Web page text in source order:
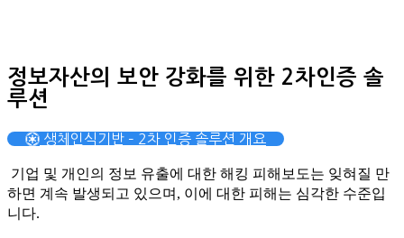
정보자산의 보안 강화를 위한 2차인증 솔
루션
생체인식기반 – 2차 인증 솔루션 개요
기업 및 개인의 정보 유출에 대한 해킹 피해보도는 잊혀질 만
하면 계속 발생되고 있으며, 이에 대한 피해는 심각한 수준입
니다.